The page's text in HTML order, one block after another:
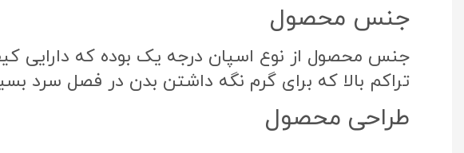
جنس محصول
جنس محصول از نوع اسپان درجه یک بوده که دارایی
تراکم بالا که برای گرم نگه داشتن بدن در فصل سرد
طراحی محصول